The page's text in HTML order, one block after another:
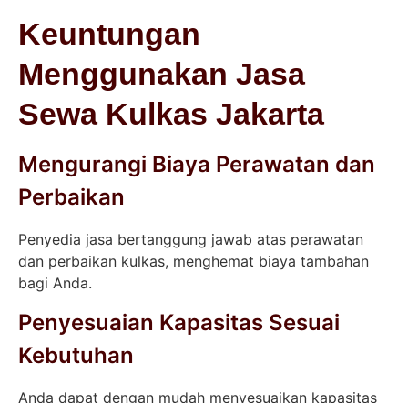
Keuntungan
Menggunakan Jasa
Sewa Kulkas Jakarta
Mengurangi Biaya Perawatan dan
Perbaikan
Penyedia jasa bertanggung jawab atas perawatan
dan perbaikan kulkas, menghemat biaya tambahan
bagi Anda.
Penyesuaian Kapasitas Sesuai
Kebutuhan
Anda dapat dengan mudah menyesuaikan kapasitas